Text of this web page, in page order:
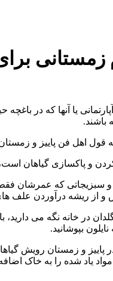
یا آنها که در
باشند.
قول اهل فن پاییز و
و پاکسازی گیاهان است،
سبزیجاتی که عمرشان
از ریشه درآوردن علف
در خانه نگه می
نایلون بپوشانید.
پاییز و زمستان رویش
یاد شده را به خاک